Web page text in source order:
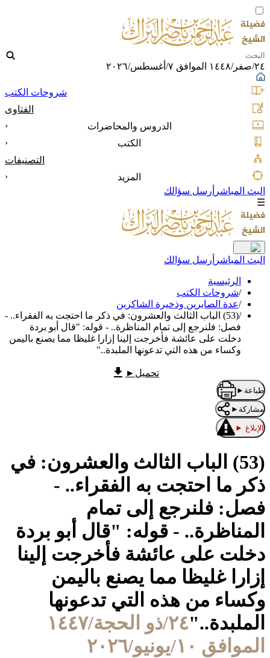
٢٤/صفر/١٤٤٨ الموافق ٧/أغسطس/٢٠٢٦
شروحات الكتب
الفتاوى
الدروس والمحاضرات
‹
الكتب
‹
التصنيفات
المزيد
‹
البث المباشر أرسل سؤالك
☰
البث المباشر أرسل سؤالك
الرئيسية
/شروحات الكتب
/عدة الصابرين وذخيرة الشاكرين
/
(53) ‌‌الباب الثالث والعشرون: في ذكر ما احتجت به الفقراء.. -
فصل: فلنرجع إلى تمام المناظرة.. - قوله: "قال أبو بردة
دخلت على عائشة فأخرجت إلينا إزارا غليظا مما يصنع باليمن
وكساء من هذه التي تدعونها الملبدة.."
تحميل ►
طباعة ►
مشاركة ►
الإبلاغ ►
(53) ‌‌الباب الثالث والعشرون: في
ذكر ما احتجت به الفقراء.. -
فصل: فلنرجع إلى تمام
المناظرة.. - قوله: "قال أبو بردة
دخلت على عائشة فأخرجت إلينا
إزارا غليظا مما يصنع باليمن
وكساء من هذه التي تدعونها
الملبدة.."
٢٤/ذو الحجة/١٤٤٧
الموافق ١٠/يونيو/٢٠٢٦